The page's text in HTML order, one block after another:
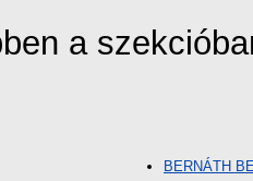
a
BERNÁTH